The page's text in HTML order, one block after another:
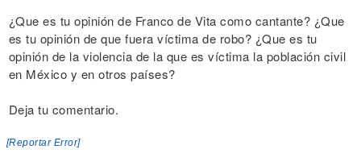
¿Que es tu opinión de Franco de Vita como cantante? ¿Que
es tu opinión de que fuera víctima de robo? ¿Que es tu
opinión de la violencia de la que es víctima la población civil
en México y en otros países?
Deja tu comentario.
[Reportar Error]